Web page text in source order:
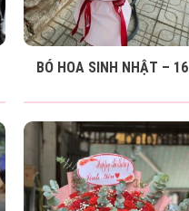
BÓ HOA SINH NHẬT – 16